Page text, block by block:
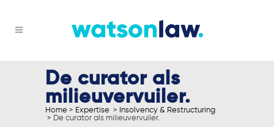
De curator als
milieuvervuiler.
Home > Expertise >
Insolvency & Restructuring
> De curator als milieuvervuiler.